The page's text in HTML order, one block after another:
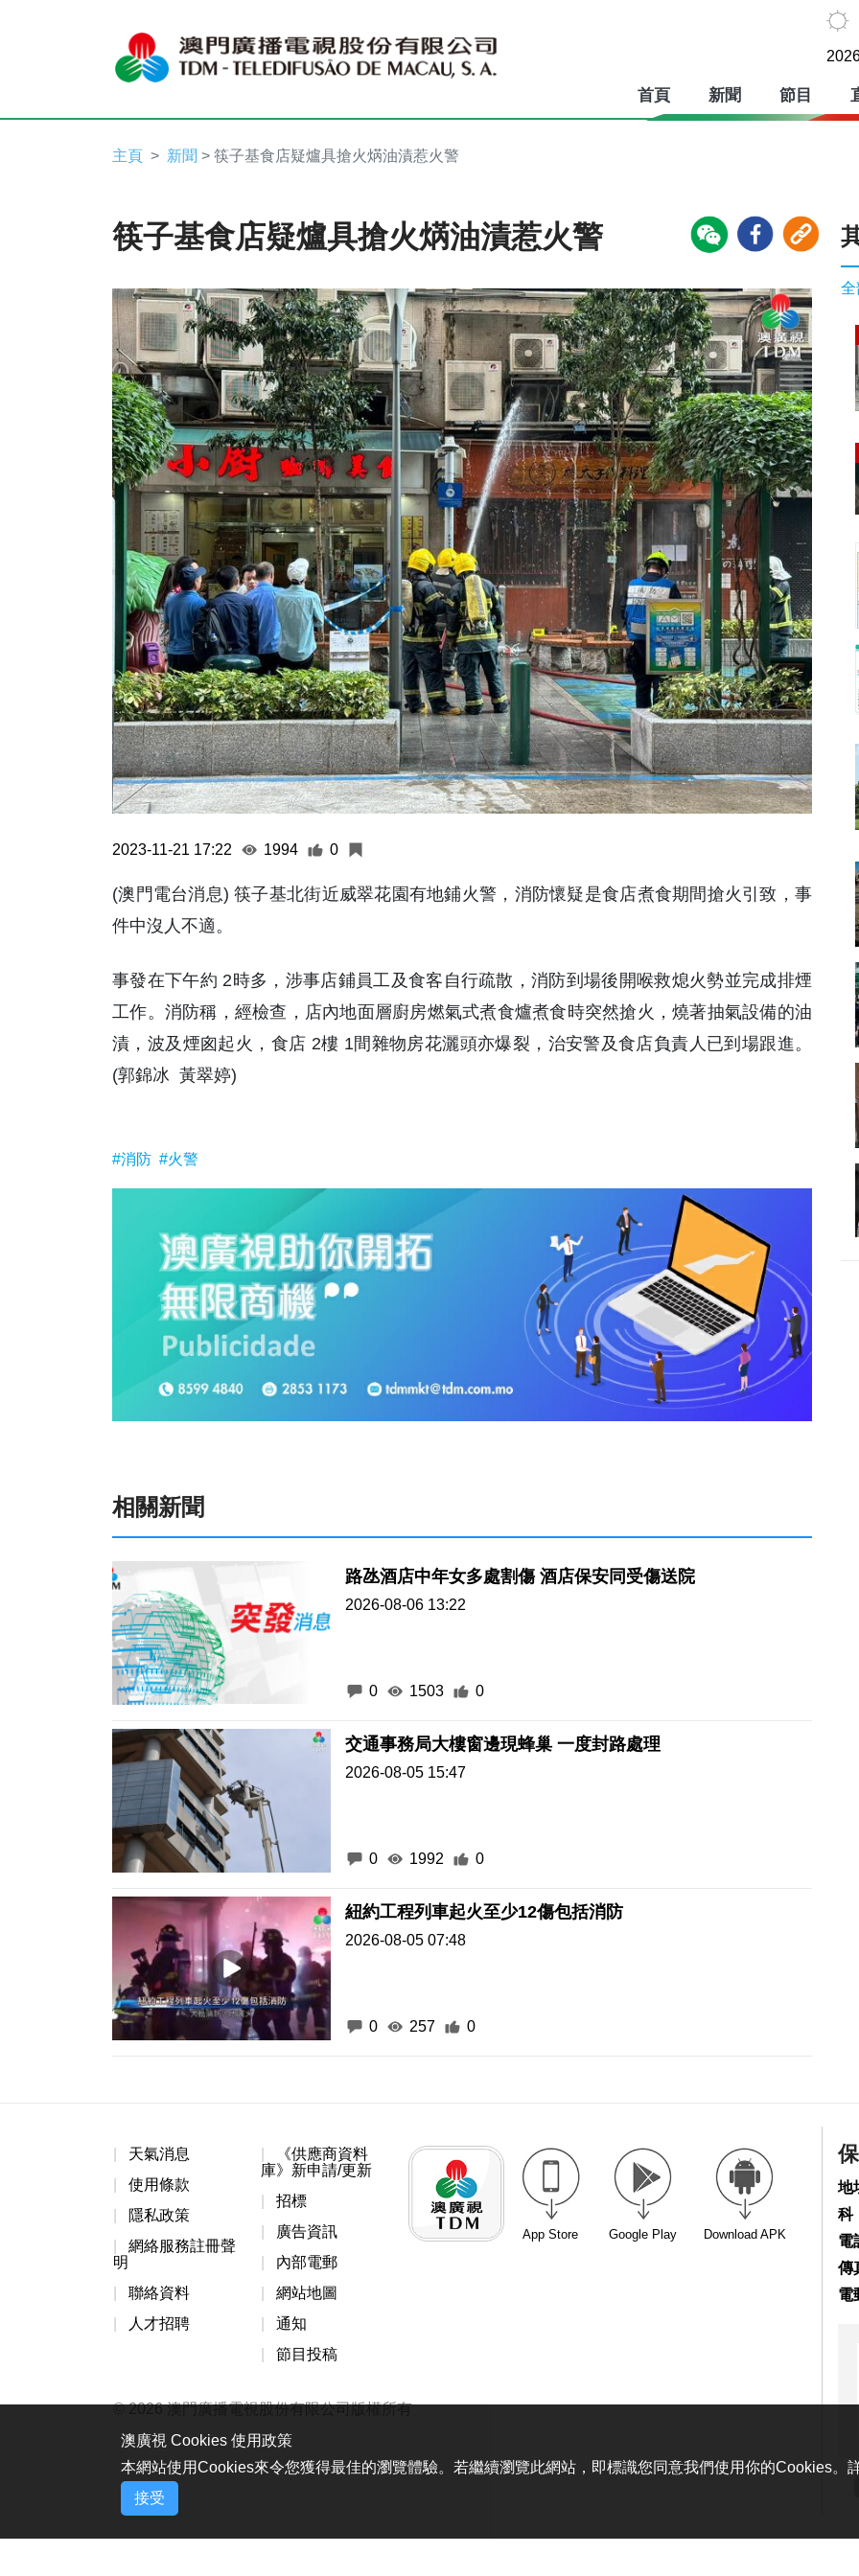
首頁 新聞 節目
主頁 新聞 > 筷子基食店疑爐具搶火焫油漬惹火警
筷子基食店疑爐具搶火焫油漬惹火警
2023-11-21 17:22 1994 0
(澳門電台消息) 筷子基北街近威翠花園有地鋪火警，消防懷疑是食店煮食期間搶火引致，事
件中沒人不適。
事發在下午約 2時多，涉事店鋪員工及食客自行疏散，消防到場後開喉救熄火勢並完成排煙
工作。消防稱，經檢查，店內地面層廚房燃氣式煮食爐煮食時突然搶火，燒著抽氣設備的油
漬，波及煙囪起火，食店 2樓 1間雜物房花灑頭亦爆裂，治安警及食店負責人已到場跟進。
(郭錦冰 黃翠婷)
#消防 #火警
相關新聞
路氹酒店中年女多處割傷 酒店保安同受傷送院
2026-08-06 13:22
0 1503 0
交通事務局大樓窗邊現蜂巢 一度封路處理
2026-08-05 15:47
0 1992 0
紐約工程列車起火至少12傷包括消防
2026-08-05 07:48
0 257 0
全
天氣消息
使用條款
隱私政策
網絡服務註冊聲
明
聯絡資料
人才招聘
《供應商資料
庫》新申請/更新
招標
廣告資訊
內部電郵
網站地圖
通知
節目投稿
App Store Google Play Download APK
© 2026 澳門廣播電視股份有限公司版權所有
地
科
電
傳
電
澳廣視 Cookies 使用政策
本網站使用Cookies來令您獲得最佳的瀏覽體驗。若繼續瀏覽此網站，即標識您同意我們使用你的Cookies。
接受